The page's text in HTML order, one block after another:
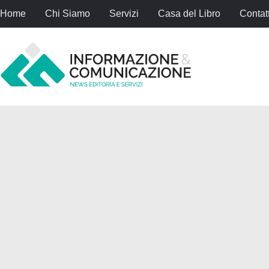
Home Chi Siamo Servizi Casa del Libro